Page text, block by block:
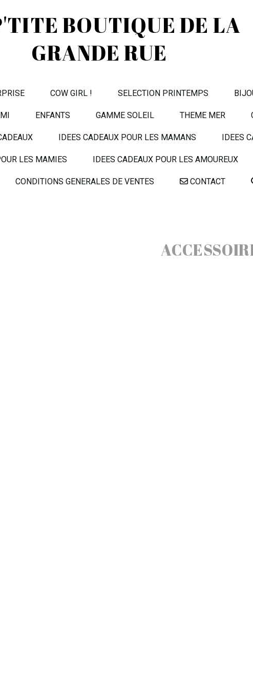
BOUTIQUE DE LA
GRANDE RUE
COW GIRL ! SELECTION PRINTEMPS
ENFANTS GAMME SOLEIL THEME MER
IDEES CADEAUX POUR LES MAMANS IDEES
LES MAMIES IDEES CADEAUX POUR LES AMOUREUX
CONDITIONS GENERALES DE VENTES CONTACT